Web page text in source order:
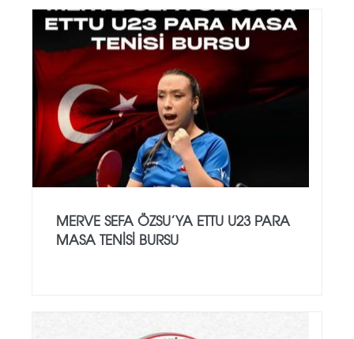
MERVE SEFA ÖZSU’YA ETTU U23 PARA
MASA TENISI BURSU